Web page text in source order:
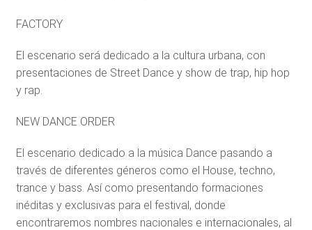
FACTORY
El escenario será dedicado a la cultura urbana, con
presentaciones de Street Dance y show de trap, hip hop
y rap.
NEW DANCE ORDER
El escenario dedicado a la música Dance pasando a
través de diferentes géneros como el House, techno,
trance y bass. Así como presentando formaciones
inéditas y exclusivas para el festival, donde
encontraremos nombres nacionales e internacionales, al